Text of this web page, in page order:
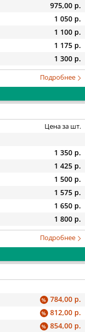
975,00 р.
1 050 р.
1 100 р.
1 175 р.
1 300 р.
Подробнее
Цена за шт.
1 350 р.
1 425 р.
1 500 р.
1 575 р.
1 650 р.
1 800 р.
Подробнее
% 784,00 р.
% 812,00 р.
% 854,00 р.